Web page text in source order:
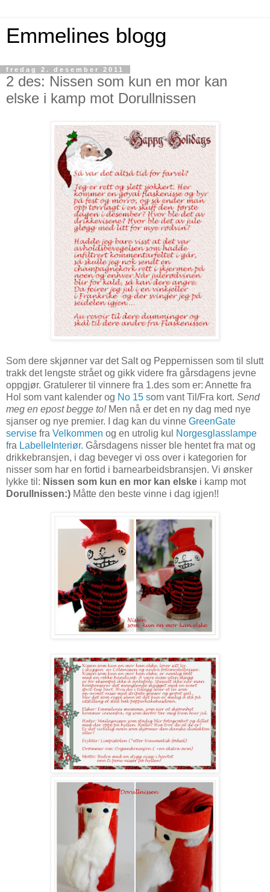
Emmelines blogg
fredag 2. desember 2011
2 des: Nissen som kun en mor kan
elske i kamp mot Dorullnissen
Som dere skjønner var det Salt og Peppernissen som til slutt
trakk det lengste strået og gikk videre fra gårsdagens jevne
oppgjør. Gratulerer til vinnere fra 1.des som er: Annette fra
Hol som vant kalender og No 15 som vant Til/Fra kort. Send
meg en epost begge to!Men nå er det en ny dag med nye
sjanser og nye premier. I dag kan du vinne GreenGate
servise fra Velkommen og en utrolig kul
Norgesglasslampe
fra LabelleInteriør. Gårsdagens nisser ble hentet fra mat og
drikkebransjen, i dag beveger vi oss over i kategorien for
nisser som har en fortid i barnearbeidsbransjen. Vi ønsker
lykke til: Nissen som kun en mor kan elske i kamp mot
Dorullnissen:) Måtte den beste vinne i dag igjen!!